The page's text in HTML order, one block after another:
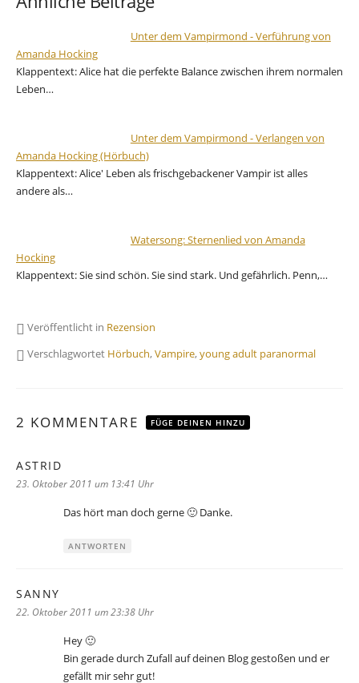
Unter dem Vampirmond - Verführung von
Amanda Hocking
Klappentext: Alice hat die perfekte Balance zwischen ihrem normalen
Leben…
Unter dem Vampirmond - Verlangen von
Amanda Hocking (Hörbuch)
Klappentext: Alice' Leben als frischgebackener Vampir ist alles
andere als…
Watersong: Sternenlied von Amanda
Hocking
Klappentext: Sie sind schön. Sie sind stark. Und gefährlich. Penn,…
Veröffentlicht in Rezension
Verschlagwortet Hörbuch,Vampire,young adult paranormal
2 KOMMENTARE FÜGE DEINEN HINZU
ASTRID
23. Oktober 2011 um 13:41 Uhr
Das hört man doch gerne 🙂 Danke.
ANTWORTEN
SANNY
22. Oktober 2011 um 23:38 Uhr
Hey 🙂
Bin gerade durch Zufall auf deinen Blog gestoßen und er
gefällt mir sehr gut!